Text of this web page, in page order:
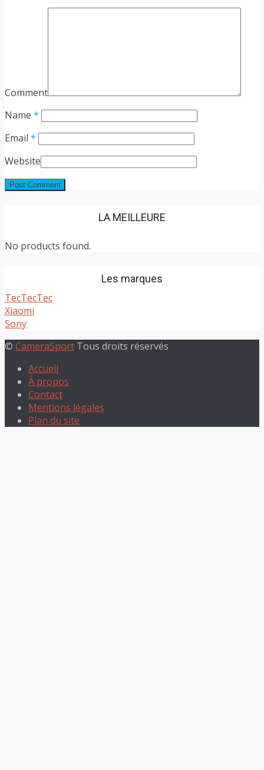
Comment
Name *
Email *
Website
LA MEILLEURE
No products found.
Les marques
TecTecTec
Xiaomi
Sony
© CameraSport Tous droits réservés
Accueil
À propos
Contact
Mentions légales
Plan du site